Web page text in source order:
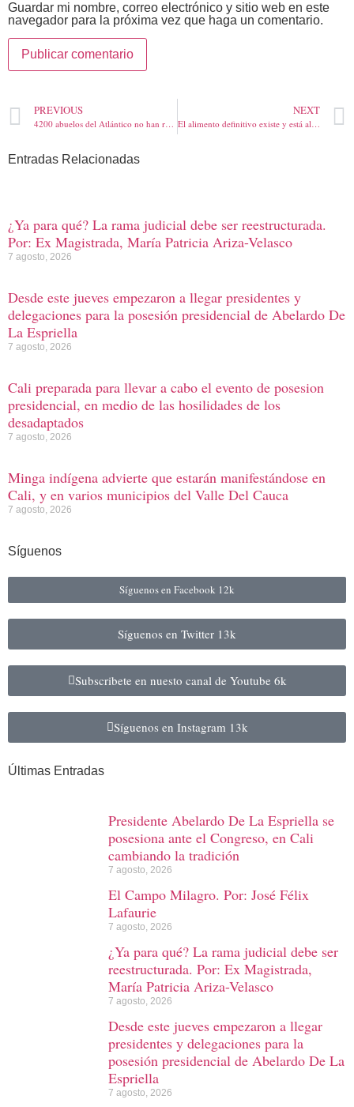
Guardar mi nombre, correo electrónico y sitio web en este
navegador para la próxima vez que haga un comentario.
PREVIOUS
4200 abuelos del Atlántico no han reclamado devolución del IVA por cobro de Colombia Mayor
NEXT
El alimento definitivo existe y está al alcance de todos, la leche con su muy importante aporte de aminoácidos al cuerpo
Entradas Relacionadas
¿Ya para qué? La rama judicial debe ser reestructurada.
Por: Ex Magistrada, María Patricia Ariza-Velasco
7 agosto, 2026
Desde este jueves empezaron a llegar presidentes y
delegaciones para la posesión presidencial de Abelardo De
La Espriella
7 agosto, 2026
Cali preparada para llevar a cabo el evento de posesion
presidencial, en medio de las hosilidades de los
desadaptados
7 agosto, 2026
Minga indígena advierte que estarán manifestándose en
Cali, y en varios municipios del Valle Del Cauca
7 agosto, 2026
Síguenos
Síguenos en Facebook 12k
Síguenos en Twitter 13k
Subscribete en nuesto canal de Youtube 6k
Síguenos en Instagram 13k
Últimas Entradas
Presidente Abelardo De La Espriella se
posesiona ante el Congreso, en Cali
cambiando la tradición
7 agosto, 2026
El Campo Milagro. Por: José Félix
Lafaurie
7 agosto, 2026
¿Ya para qué? La rama judicial debe ser
reestructurada. Por: Ex Magistrada,
María Patricia Ariza-Velasco
7 agosto, 2026
Desde este jueves empezaron a llegar
presidentes y delegaciones para la
posesión presidencial de Abelardo De La
Espriella
7 agosto, 2026